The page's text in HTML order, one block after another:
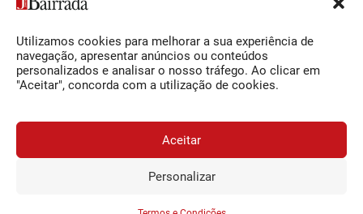
Utilizamos cookies para melhorar a sua experiência de
navegação, apresentar anúncios ou conteúdos
personalizados e analisar o nosso tráfego. Ao clicar em
"Aceitar", concorda com a utilização de cookies.
Aceitar
Personalizar
Siga-nos
Facebook
O Jornal da Bairrada
Contactos
Termos e Condições
© 2026 Jornal da Bairrada